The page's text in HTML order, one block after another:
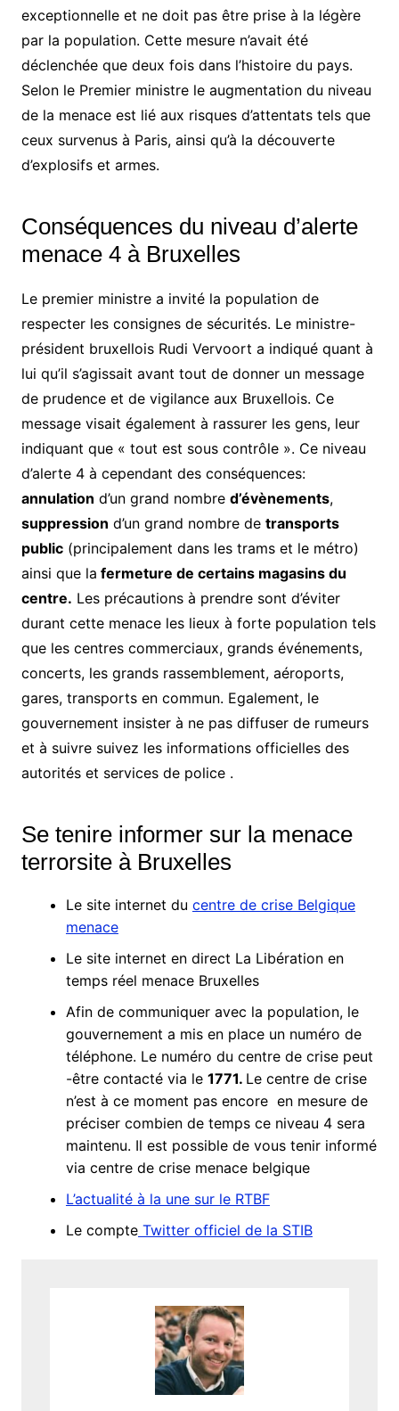
exceptionnelle et ne doit pas être prise à la légère
par la population. Cette mesure n’avait été
déclenchée que deux fois dans l’histoire du pays.
Selon le Premier ministre le augmentation du niveau
de la menace est lié aux risques d’attentats tels que
ceux survenus à Paris, ainsi qu’à la découverte
d’explosifs et armes.
Conséquences du niveau d’alerte
menace 4 à Bruxelles
Le premier ministre a invité la population de
respecter les consignes de sécurités. Le ministre-
président bruxellois Rudi Vervoort a indiqué quant à
lui qu’il s’agissait avant tout de donner un message
de prudence et de vigilance aux Bruxellois. Ce
message visait également à rassurer les gens, leur
indiquant que « tout est sous contrôle ». Ce niveau
d’alerte 4 à cependant des conséquences:
annulation d’un grand nombre d’évènements,
suppression d’un grand nombre de transports
public(principalement dans les trams et le métro)
ainsi que la fermeture de certains magasins du
centre. Les précautions à prendre sont d’éviter
durant cette menace les lieux à forte population tels
que les centres commerciaux, grands événements,
concerts, les grands rassemblement, aéroports,
gares, transports en commun. Egalement, le
gouvernement insister à ne pas diffuser de rumeurs
et à suivre suivez les informations officielles des
autorités et services de police .
Se tenire informer sur la menace
terrorsite à Bruxelles
Le site internet du centre de crise Belgique
menace
Le site internet en direct La Libération en
temps réel menace Bruxelles
Afin de communiquer avec la population, le
gouvernement a mis en place un numéro de
téléphone. Le numéro du centre de crise peut
-être contacté via le 1771. Le centre de crise
n’est à ce moment pas encore en mesure de
préciser combien de temps ce niveau 4 sera
maintenu. Il est possible de vous tenir informé
via centre de crise menace belgique
L’actualité à la une sur le RTBF
Le compteTwitter officiel de la STIB